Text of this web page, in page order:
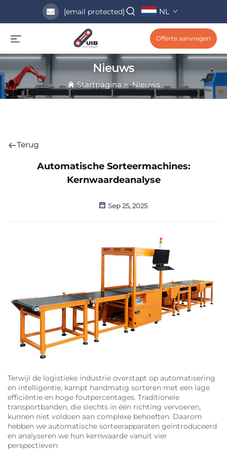
[email protected] NL
Offerte aanvragen
Nieuws
Startpagina >Nieuws
Terug
Automatische Sorteermachines:
Kernwaardeanalyse
Sep 25, 2025
Terwijl de logistieke industrie overstapt op automatisering
en intelligentie, kampt handmatig sorteren met een lage
efficiëntie en hoge foutpercentages. Traditionele
transportbanden, die slechts in één richting vervoeren,
kunnen niet voldoen aan complexe behoeften. Daarom
hebben we automatische sorteerapparaten geïntroduceerd
en analyseren we hun kernwaarde vanuit vier
perspectieven: